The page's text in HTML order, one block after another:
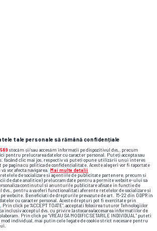
tale personale să rămână confidențiale
589 stocăm și/sau accesăm informații pe dispozitivul dvs., precum
pentru prelucrarea datelor cu caracter personal. Puteți accepta sau
făcând clic mai jos, respectiv vă puteți opune utilizării unui interes
pagina cu politica de confidențialitate. Aceste alegeri vor fi raportate
vor afecta navigarea. Mai multe detalii
de socializare si agentiile de publicitate partenere, precum si
de date analitice) prelucram date pentru a permite website-ului sa
continutul si anunturile publicitare afisate in functie de
pentru a va oferi functionalitati aferente retelelor de socializare si
website. Beneficiati de drepturile prevazute de art. 15-22 din GDPR in
cu caracter personal. Aceste drepturi pot fi exercitate prin
. Prin click pe “ACCEPT TOATE”, acceptati folosirea tuturor Tehnologiilor
inclusiv acceptul dvs. cu privire la stocarea/accesarea informatiilor de
Prin click pe “VREAU SA MODIFIC SETARILE INDIVIDUAL” puteti
individual, mai putin cele legate de cookie strict necesare pentru